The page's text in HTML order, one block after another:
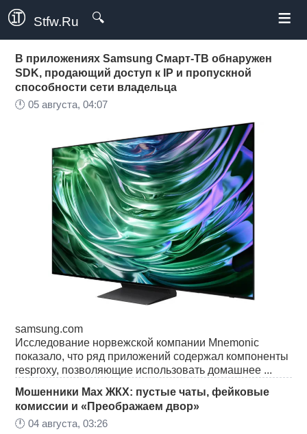
Stfw.Ru 🔍 ≡
В приложениях Samsung Смарт-ТВ обнаружен
SDK, продающий доступ к IP и пропускной
способности сети владельца
🕛05 августа, 04:07
samsung.com
Исследование норвежской компании Mnemonic
показало, что ряд приложений содержал компоненты
resproxy, позволяющие использовать домашнее ...
Мошенники Max ЖКХ: пустые чаты, фейковые
комиссии и «Преображаем двор»
🕛04 августа, 03:26